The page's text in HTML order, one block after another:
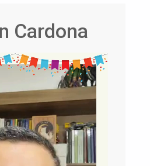
Cardona